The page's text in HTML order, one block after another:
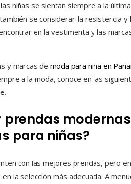
niñas se sientan siempre a la
se consideran la resistencia y
en la vestimenta y las
y marcas de moda para niña en
a la moda, conoce en las
prendas
para niñas?
con las mejores prendas, pero en
la selección más adecuada. A